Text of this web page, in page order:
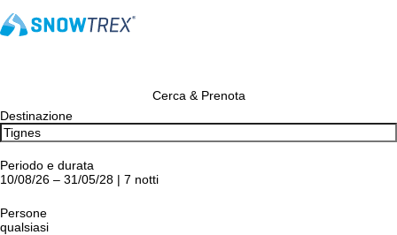
Cerca & Prenota
Destinazione
Periodo e durata
10/08/26 – 31/05/28 | 7 notti
Persone
qualsiasi